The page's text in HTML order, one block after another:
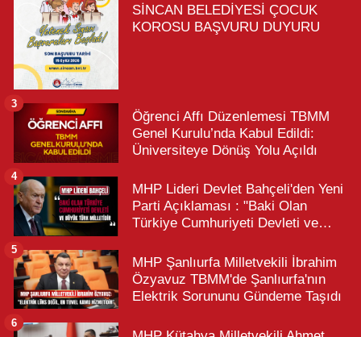
SİNCAN BELEDİYESİ ÇOCUK
KOROSU BAŞVURU DUYURU
Öğrenci Affı Düzenlemesi TBMM
Genel Kurulu’nda Kabul Edildi:
Üniversiteye Dönüş Yolu Açıldı
3
MHP Lideri Devlet Bahçeli'den Yeni
Parti Açıklaması : "Baki Olan
Türkiye Cumhuriyeti Devleti ve
4
MHP Şanlıurfa Milletvekili İbrahim
Özyavuz TBMM'de Şanlıurfa'nın
Elektrik Sorununu Gündeme Taşıdı
5
6